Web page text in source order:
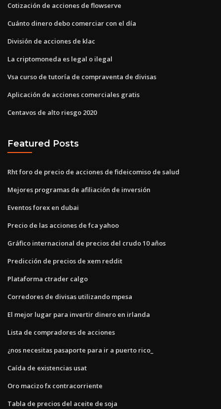
Cotización de acciones de flowserve
Cuánto dinero debo comerciar con el día
División de acciones de klac
La criptomoneda es legal o ilegal
Vsa curso de tutoría de compraventa de divisas
Aplicación de acciones comerciales gratis
Centavos de alto riesgo 2020
Featured Posts
Rht foro de precio de acciones de fideicomiso de salud
Mejores programas de afiliación de inversión
Eventos forex en dubai
Precio de las acciones de fca yahoo
Gráfico internacional de precios del crudo 10 años
Predicción de precios de xem reddit
Plataforma ctrader calgo
Corredores de divisas utilizando mpesa
El mejor lugar para invertir dinero en irlanda
Lista de compradores de acciones
¿nos necesitas pasaporte para ir a puerto rico_
Caída de existencias usat
Oro macizo fx contracorriente
Tabla de precios del aceite de soja